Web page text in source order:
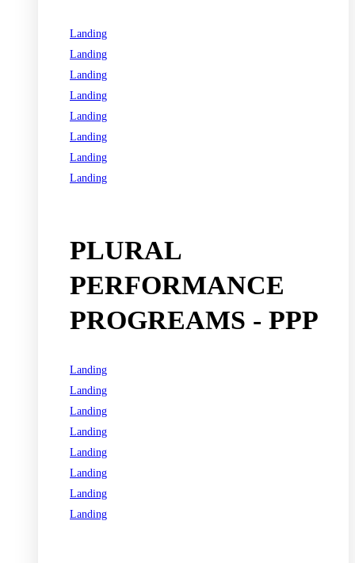
Landing
Landing
Landing
Landing
Landing
Landing
Landing
Landing
PLURAL
PERFORMANCE
PROGREAMS - PPP
Landing
Landing
Landing
Landing
Landing
Landing
Landing
Landing